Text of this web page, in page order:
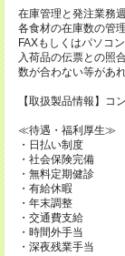
在庫管理と発注業務
各食材の在庫数の管
FAXもしくはパソコ
入荷品の伝票との照合
数が合わない等があ
【取扱製品情報】コ
≪待遇・福利厚生≫
・日払い制度
・社会保険完備
・無料定期健診
・有給休暇
・年末調整
・交通費支給
・時間外手当
・深夜残業手当